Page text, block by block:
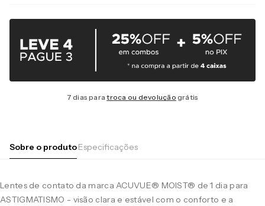
7 dias paratroca ou devolução grátis
Sobre o produtoEspecificações
Lentes de contato da marca ACUVUE® MOIST® de 1 dia para
ASTIGMATISMO - visão clara e estável com o conforto e a